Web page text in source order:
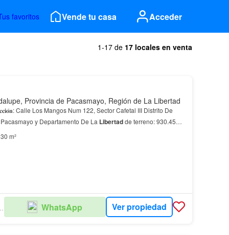
favoritos Vende tu casa Acceder
1-17 de 17 locales en venta
Provincia de Pacasmayo, Región de La Libertad
y Departamento De La Libertadde terreno: 930.45
m²
WhatsApp Ver propiedad